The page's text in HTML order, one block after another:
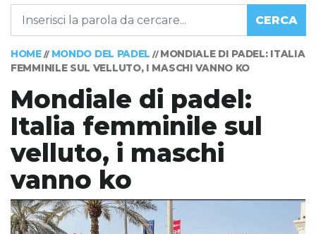
CERCA
HOME// MONDO DEL PADEL // MONDIALE DI PADEL: ITALIA
FEMMINILE SUL VELLUTO, I MASCHI VANNO KO
Mondiale di padel:
Italia femminile sul
velluto, i maschi
vanno ko